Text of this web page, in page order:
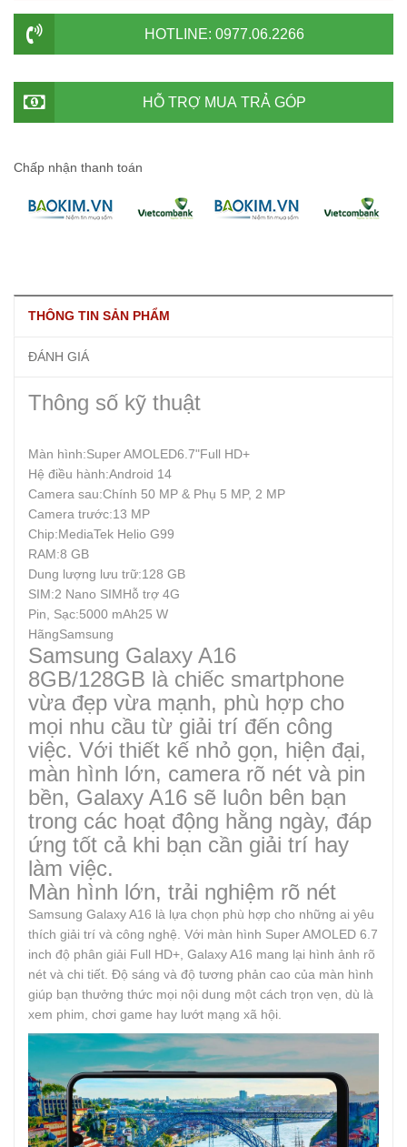
HOTLINE: 0977.06.2266
HỖ TRỢ MUA TRẢ GÓP
Chấp nhận thanh toán
THÔNG TIN SẢN PHẨM
ĐÁNH GIÁ
Thông số kỹ thuật
Màn hình:Super AMOLED6.7"Full HD+
Hệ điều hành:Android 14
Camera sau:Chính 50 MP & Phụ 5 MP, 2 MP
Camera trước:13 MP
Chip:MediaTek Helio G99
RAM:8 GB
Dung lượng lưu trữ:128 GB
SIM:2 Nano SIMHỗ trợ 4G
Pin, Sạc:5000 mAh25 W
HãngSamsung
Samsung Galaxy A16
8GB/128GB là chiếc smartphone
vừa đẹp vừa mạnh, phù hợp cho
mọi nhu cầu từ giải trí đến công
việc. Với thiết kế nhỏ gọn, hiện đại,
màn hình lớn, camera rõ nét và pin
bền, Galaxy A16 sẽ luôn bên bạn
trong các hoạt động hằng ngày, đáp
ứng tốt cả khi bạn cần giải trí hay
làm việc.
Màn hình lớn, trải nghiệm rõ nét
Samsung Galaxy A16 là lựa chọn phù hợp cho những ai yêu
thích giải trí và công nghệ. Với màn hình Super AMOLED 6.7
inch độ phân giải Full HD+, Galaxy A16 mang lại hình ảnh rõ
nét và chi tiết. Độ sáng và độ tương phản cao của màn hình
giúp bạn thưởng thức mọi nội dung một cách trọn vẹn, dù là
xem phim, chơi game hay lướt mạng xã hội.